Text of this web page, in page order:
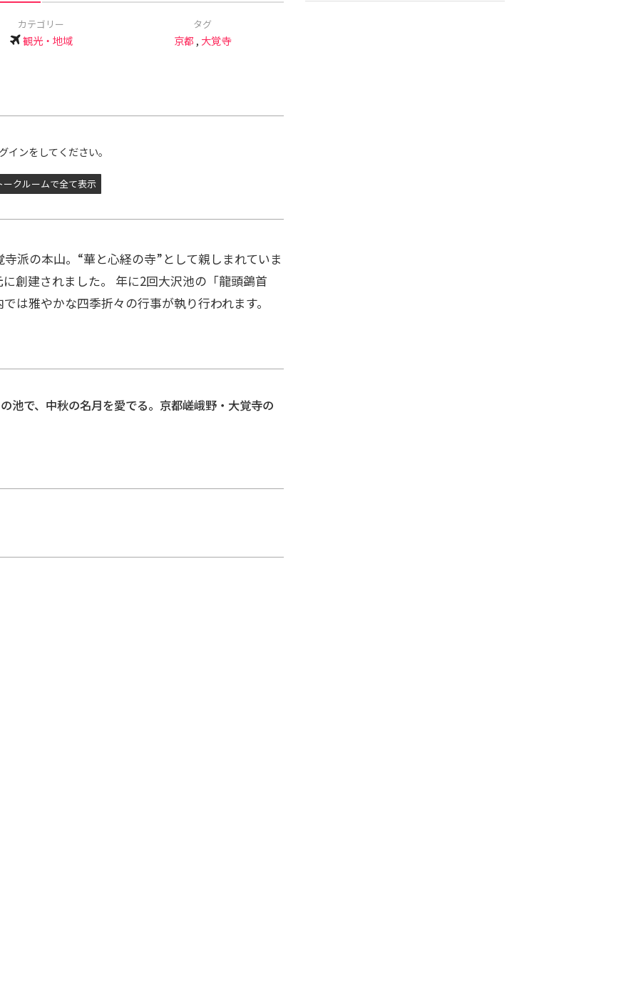
カテゴリー
観光・地域
タグ
京都 , 大覚寺
インをしてください。
クルームで全て表示
派の本山。“華と心経の寺”として親しまれていま
創建されました。 年に2回大沢池の「龍頭鷁首
は雅やかな四季折々の行事が執り行われます。
池で、中秋の名月を愛でる。京都嵯峨野・大覚寺の